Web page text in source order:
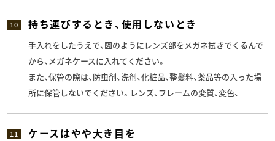
10 持ち運びするとき、使用しないとき
手入れをしたうえで、図のようにレンズ部をメガネ拭きでくるんで
から、メガネケースに入れてください。
また、保管の際は、防虫剤、洗剤、化粧品、整髪料、薬品等の入った場
所に保管しないでください。レンズ、フレームの変質、変色、
11 ケースはやや大き目を